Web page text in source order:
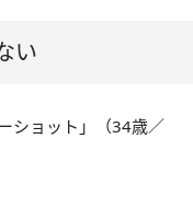
い
ショット」（34歳／